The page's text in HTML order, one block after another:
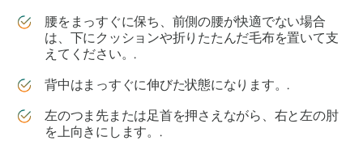
腰をまっすぐに保ち、前側の腰が快適でない場合
は、下にクッションや折りたたんだ毛布を置いて支
えてください。.
背中はまっすぐに伸びた状態になります。.
左のつま先または足首を押さえながら、右と左の肘
を上向きにします。.